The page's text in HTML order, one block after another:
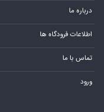
درباره ما
اطلاعات فرودگاه ها
تماس با ما
ورود